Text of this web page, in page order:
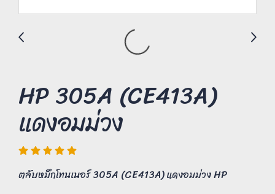
HP 305A (CE413A)
แดงอมม่วง
ตลับหมึกโทนเนอร์ 305A (CE413A) แดงอมม่วง HP